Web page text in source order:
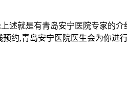
:上述就是有青岛安宁医院专家的
约,青岛安宁医院医生会为你进